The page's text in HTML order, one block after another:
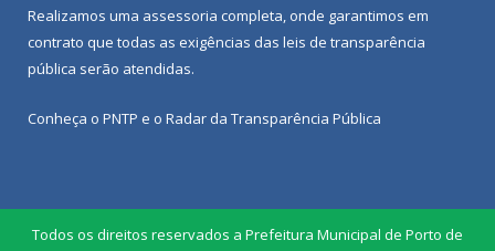
Realizamos uma assessoria completa, onde garantimos em
contrato que todas as exigências das leis de transparência
pública serão atendidas.
Conheça o PNTP e o Radar da Transparência Pública
Todos os direitos reservados a Prefeitura Municipal de Porto de